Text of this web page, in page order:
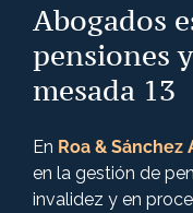
Abogados
pensiones
mesada 13
En Roa & Sánchez
en la gestión de
invalidez y en